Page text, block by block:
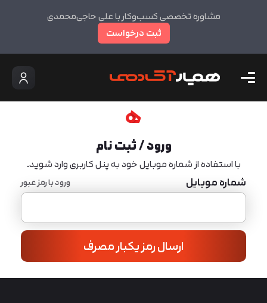
مشاوره تخصصی کسب‌وکار با علی حاجی‌محمدی
ثبت درخواست
ورود / ثبت نام
با استفاده از شماره موبایل خود به پنل کاربری وارد شوید.
شماره موبایل ورود با رمز عبور
ارسال رمز یکبار مصرف